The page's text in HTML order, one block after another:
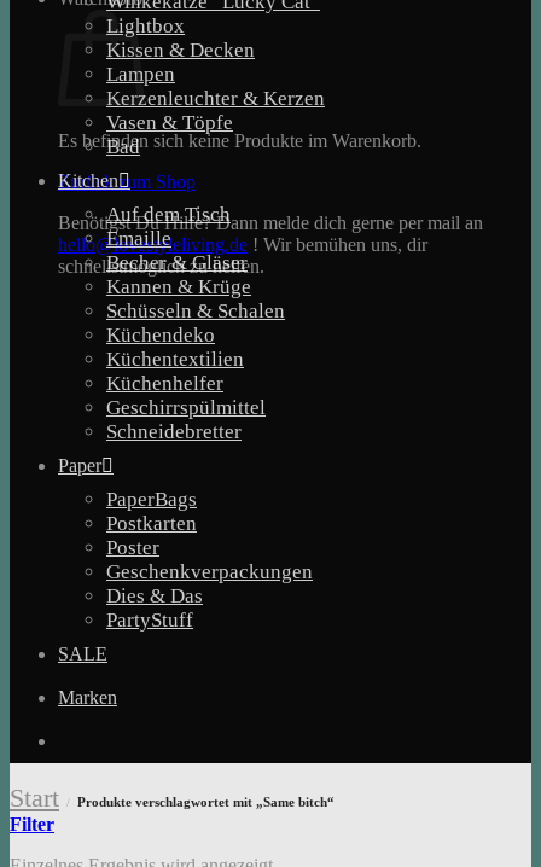
Es befinden sich keine Produkte im Warenkorb.
Zurück zum Shop
Benötigst Du Hilfe? Dann melde dich gerne per mail an
hello@lovestyleliving.de ! Wir bemühen uns, dir
schnellstmöglich zu helfen.
Lightbox
Kissen & Decken
Lampen
Kerzenleuchter & Kerzen
Vasen & Töpfe
Bad
Kitchen
Auf dem Tisch
Emaille
Becher & Gläser
Kannen & Krüge
Schüsseln & Schalen
Küchendeko
Küchentextilien
Küchenhelfer
Geschirrspülmittel
Schneidebretter
Paper
PaperBags
Postkarten
Poster
Geschenkverpackungen
Dies & Das
PartyStuff
SALE
Marken
Start / Produkte verschlagwortet mit „Same bitch“
Filter